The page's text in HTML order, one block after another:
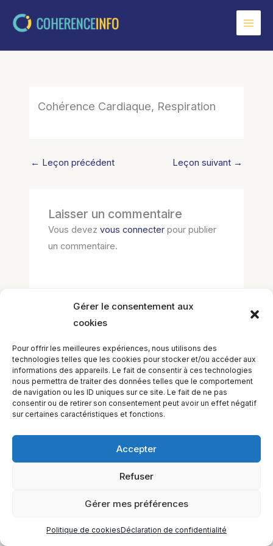
Gérer le consentement aux
cookies
Pour offrir les meilleures expériences, nous utilisons des
technologies telles que les cookies pour stocker et/ou accéder aux
informations des appareils. Le fait de consentir à ces technologies
nous permettra de traiter des données telles que le comportement
de navigation ou les ID uniques sur ce site. Le fait de ne pas
consentir ou de retirer son consentement peut avoir un effet négatif
sur certaines caractéristiques et fonctions.
Accepter
Refuser
Gérer mes préférences
Politique de cookiesDéclaration de confidentialité
Cohérence Cardiaque, Respiration
← Leçon précédent Leçon suivant →
Laisser un commentaire
Vous devezvous connecter pour publier
un commentaire.
EQUILIBIOS FORMATION Inc. 5748 9e Avenue, Montréal (QC)
H1Y 2J9 Canada